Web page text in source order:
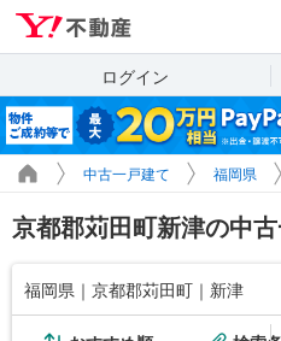
ログイン
中古一戸建て 福岡県
京都郡苅田町新津の中
福岡県｜京都郡苅田町｜新津